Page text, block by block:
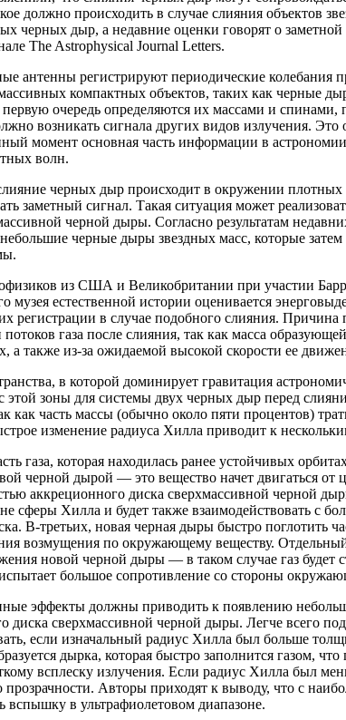
должно происходить в случае слияния объектов
черных дыр, а недавние оценки говорят о
The Astrophysical Journal Letters.
антенны регистрируют периодические колебания
компактных объектов, таких как черные
очередь определяются их массами и спинами,
возникать сигнала других видов излучения. Это
момент основная часть информации в
волн.
черных дыр происходит в окружении плотных
заметный сигнал. Такая ситуация может
черной дыры. Согласно результатам
небольшие черные дыры звездных масс, которые
из США и Великобритании при участии
музея естественной истории оценивается
регистрации в случае подобного слияния. Причина
потоков газа после слияния, так как масса
а также из-за ожидаемой высокой скорости ее
в которой доминирует гравитация
этой зоны для системы двух черных дыр перед
как часть массы (обычно около пяти процентов)
изменение радиуса Хилла приводит к
газа, которая находилась ранее устойчивых
черной дырой — это вещество начет двигаться от
аккреционного диска сверхмассивной черной
сферы Хилла и будет также взаимодействовать с
В-третьих, новая черная дыры быстро поглотить
возмущения по окружающему веществу. Отдельный
новой черной дыры — в таком случае газ будет
большое сопротивление со стороны
эффекты должны приводить к появлению
диска сверхмассивной черной дыры. Легче всего
если изначальный радиус Хилла был больше
дырка, которая быстро заполнится газом,
всплеску излучения. Если радиус Хилла был
прозрачности. Авторы приходят к выводу, что с
вспышку в ультрафиолетовом диапазоне.